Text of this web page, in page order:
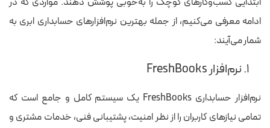
ادامه معرفی می‌کنیم، از جمله بهترین نرم‌افزارهای حسابداری ابری به
شمار می‌آیند:
۱. نرم‌افزار FreshBooks
نرم‌افزار حسابداری FreshBooks یک سیستم کامل و جامع است که
تمامی نیازهای کاربران را از نظر امنیت، پشتیبانی فنی، خدمات مشتری و